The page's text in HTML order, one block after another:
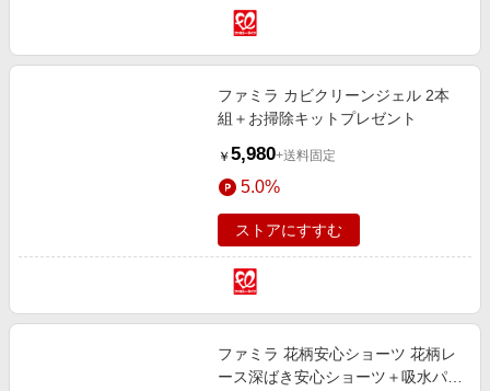
ファミラ カビクリーンジェル 2本
組＋お掃除キットプレゼント
￥ 5,980+送料固定
5.0%
ストアにすすむ
ファミラ 花柄安心ショーツ 花柄レ
ース深ばき安心ショーツ＋吸水パッ